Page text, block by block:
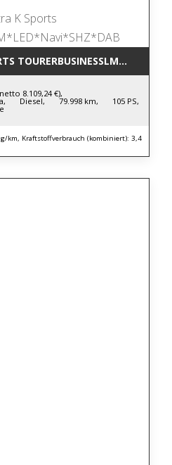
8.109,24 €),
Diesel, 79.998 km, 105 PS,
km, Kraftstoffverbrauch (kombiniert): 3,4